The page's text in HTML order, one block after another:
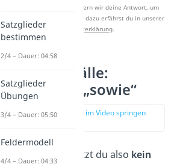
Nach Beantwortung speichern wir deine Antwort, um
Studyflix zu verbessern. Mehr dazu erfährst du in unserer
Datenschutzerklärung.
Ausnahmefälle:
Komma vor „sowie“
zur Stelle im Video springen
Normalerweise setzt du also kein
Satzglieder
bestimmen
2/4 – Dauer: 04:58
Satzglieder
Übungen
3/4 – Dauer: 05:50
Feldermodell
4/4 – Dauer: 04:33